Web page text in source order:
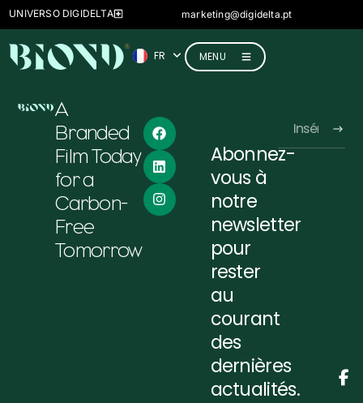
marketing@digidelta.pt
UNIVERSO DIGIDELTA
FR
IT
DE
MENU
A
Branded
Film Today
for a
Carbon-
Free
Tomorrow
Abonnez-
vous à
notre
newsletter
pour
rester
au
courant
des
dernières
actualités.
Alternative: